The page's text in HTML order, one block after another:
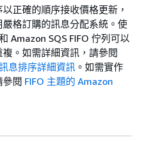
正確的順序接收價格更新，
格訂購的訊息分配系統。使
Amazon SQS FIFO 佇列可以
。如需詳細資訊，請參閱
息排序詳細資訊 。如需實作
參閱 FIFO 主題的 Amazon